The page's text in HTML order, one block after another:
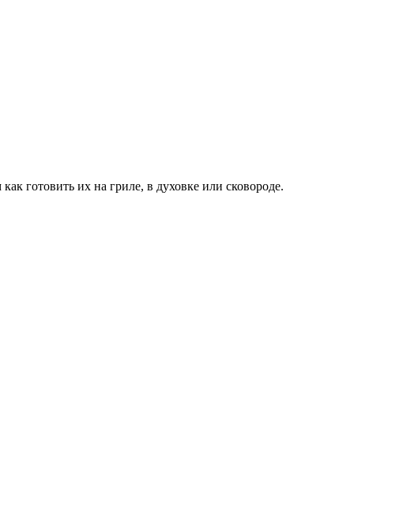
готовить их на гриле, в духовке или сковороде.